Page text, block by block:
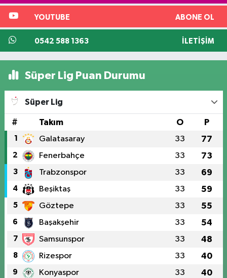
YOUTUBE ABONE OL
0542 588 1363 İLETIŞIM
Süper Lig Puan Durumu
Süper Lig
# Takım O P
1 Galatasaray 33 77
2 Fenerbahçe 33 73
3 Trabzonspor 33 69
4 Beşiktaş 33 59
5 Göztepe 33 55
6 Başakşehir 33 54
7 Samsunspor 33 48
8 Rizespor 33 40
9 Konyaspor 33 40